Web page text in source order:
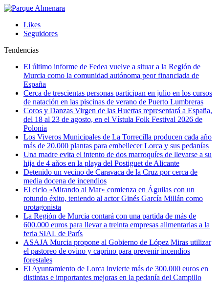
Likes
Seguidores
Tendencias
El último informe de Fedea vuelve a situar a la Región de
Murcia como la comunidad autónoma peor financiada de
España
Cerca de trescientas personas participan en julio en los cursos
de natación en las piscinas de verano de Puerto Lumbreras
Coros y Danzas Virgen de las Huertas representará a España,
del 18 al 23 de agosto, en el Vístula Folk Festival 2026 de
Polonia
Los Viveros Municipales de La Torrecilla producen cada año
más de 20.000 plantas para embellecer Lorca y sus pedanías
Una madre evita el intento de dos marroquíes de llevarse a su
hija de 4 años en la playa del Postiguet de Alicante
Detenido un vecino de Caravaca de la Cruz por cerca de
media docena de incendios
El ciclo «Mirando al Mar» comienza en Águilas con un
rotundo éxito, teniendo al actor Ginés García Millán como
protagonista
La Región de Murcia contará con una partida de más de
600.000 euros para llevar a treinta empresas alimentarias a la
feria SIAL de París
ASAJA Murcia propone al Gobierno de López Miras utilizar
el pastoreo de ovino y caprino para prevenir incendios
forestales
El Ayuntamiento de Lorca invierte más de 300.000 euros en
distintas e importantes mejoras en la pedanía del Campillo